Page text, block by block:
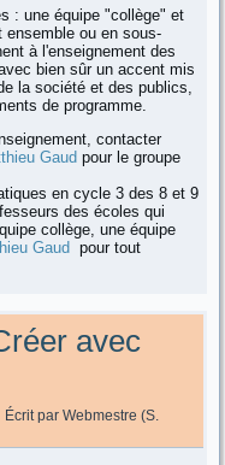
: une équipe "collège" et
ou en sous-
à l'enseignement des
bien sûr un accent mis
la société et des publics,
de programme.
contacter
Gaud pour le groupe
en cycle 3 des 8 et 9
des écoles qui
collège, une équipe
Gaud pour tout
avec
Écrit par Webmestre (S.